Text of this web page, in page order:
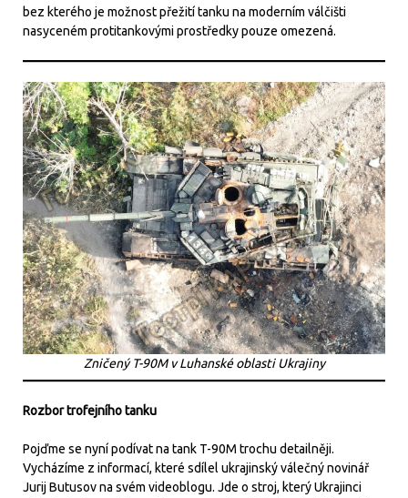
bez kterého je možnost přežití tanku na moderním válčišti
nasyceném protitankovými prostředky pouze omezená.
Zničený T-90M v Luhanské oblasti Ukrajiny
Rozbor trofejního tanku
Pojďme se nyní podívat na tank T-90M trochu detailněji.
Vycházíme z informací, které sdílel ukrajinský válečný novinář
Jurij Butusov na svém videoblogu. Jde o stroj, který Ukrajinci